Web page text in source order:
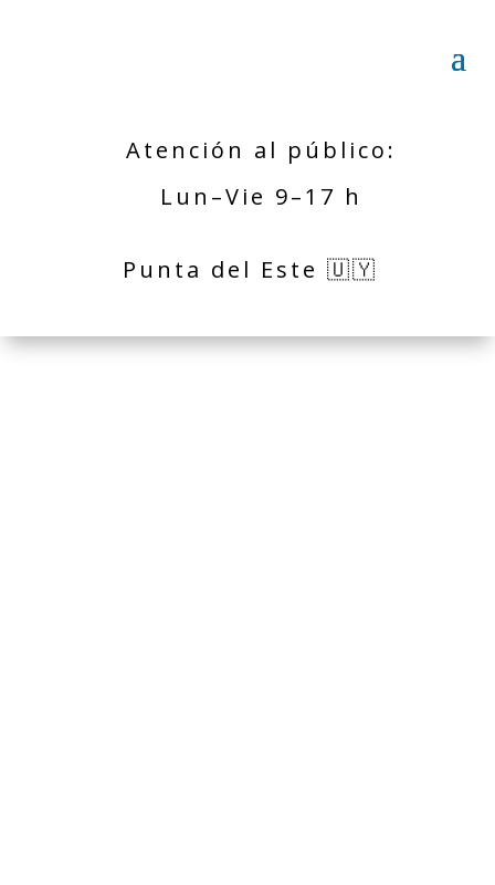
Atención al público:
Lun–Vie 9–17 h
Punta del Este 🇺🇾